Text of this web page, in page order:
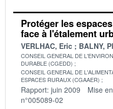
Protéger les
face à l'étalement
VERLHAC, Eric BALNY,
CONSEIL GENERAL DE
DURABLE (CGEDD)
CONSEIL GENERAL DE
ESPACES RURAUX (CGAAER)
Rapport: juin 2009 Mise
n°005089-02